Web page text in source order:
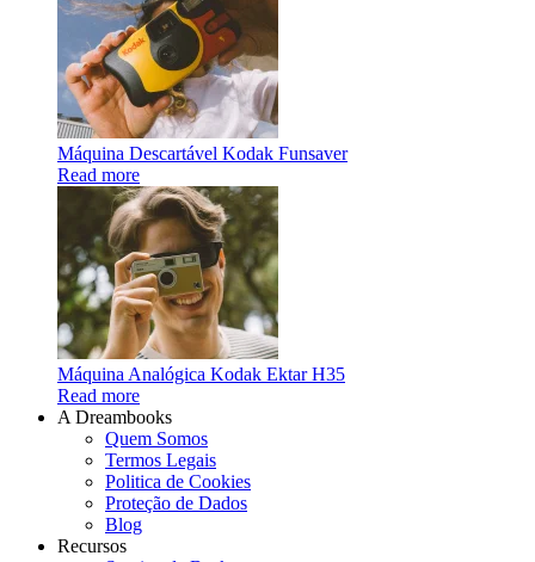
Máquina Descartável Kodak Funsaver
Read more
Máquina Analógica Kodak Ektar H35
Read more
A Dreambooks
Quem Somos
Termos Legais
Politica de Cookies
Proteção de Dados
Blog
Recursos